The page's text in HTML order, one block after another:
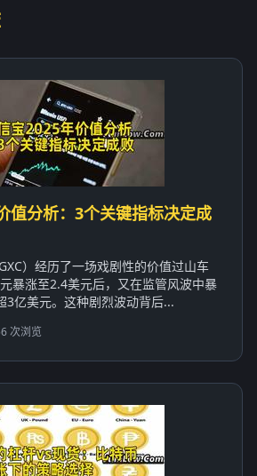
值分析：3个关键指标决定成
）经历了一场戏剧性的价值过山车
涨至2.4美元后，又在监管风波中暴
3亿美元。这种剧烈波动背后...
次浏览